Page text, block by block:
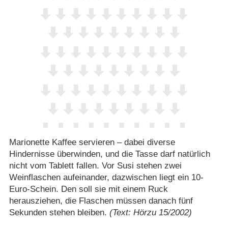
Marionette Kaffee servieren – dabei diverse
Hindernisse überwinden, und die Tasse darf natürlich
nicht vom Tablett fallen. Vor Susi stehen zwei
Weinflaschen aufeinander, dazwischen liegt ein 10-
Euro-Schein. Den soll sie mit einem Ruck
herausziehen, die Flaschen müssen danach fünf
Sekunden stehen bleiben. (Text: Hörzu 15/2002)